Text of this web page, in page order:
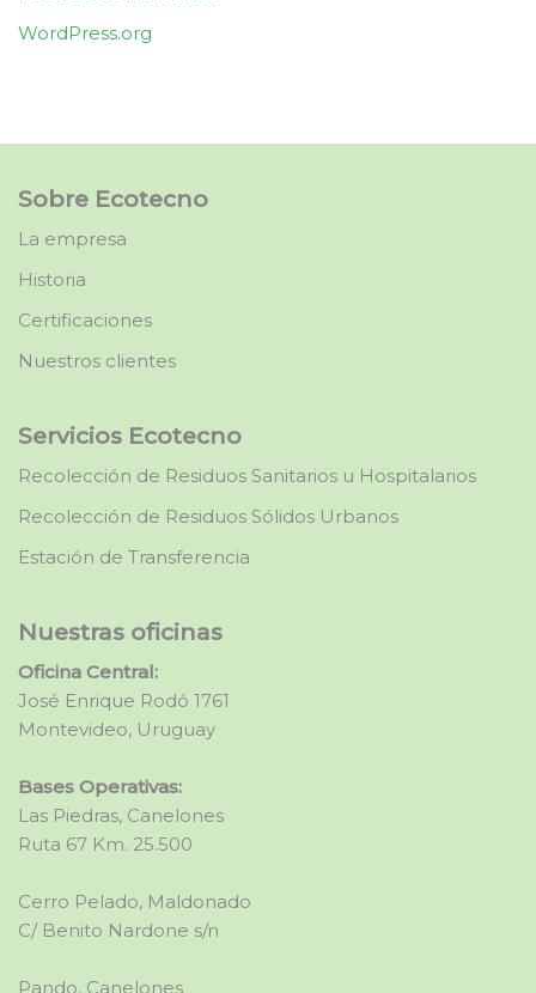
WordPress.org
Sobre Ecotecno
La empresa
Historia
Certificaciones
Nuestros clientes
Servicios Ecotecno
Recolección de Residuos Sanitarios u Hospitalarios
Recolección de Residuos Sólidos Urbanos
Estación de Transferencia
Nuestras oficinas
Oficina Central:
José Enrique Rodó 1761
Montevideo, Uruguay
Bases Operativas:
Las Piedras, Canelones
Ruta 67 Km. 25.500
Cerro Pelado, Maldonado
C/ Benito Nardone s/n
Pando, Canelones